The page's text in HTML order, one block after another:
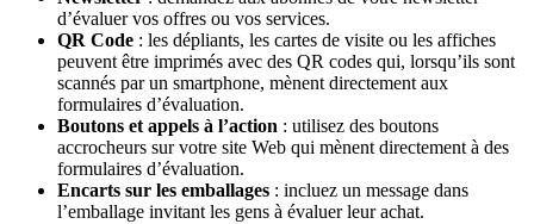
d’évaluer vos offres ou vos services.
QR Code : les dépliants, les cartes de visite ou les affiches
peuvent être imprimés avec des QR codes qui, lorsqu’ils sont
scannés par un smartphone, mènent directement aux
formulaires d’évaluation.
Boutons et appels à l’action : utilisez des boutons
accrocheurs sur votre site Web qui mènent directement à des
formulaires d’évaluation.
Encarts sur les emballages : incluez un message dans
l’emballage invitant les gens à évaluer leur achat.